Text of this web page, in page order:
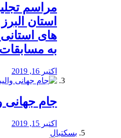
مراسم
استان
های
به
اکتبر 16, 2019
جام جهانی
اکتبر 15, 2019
بسکتبال